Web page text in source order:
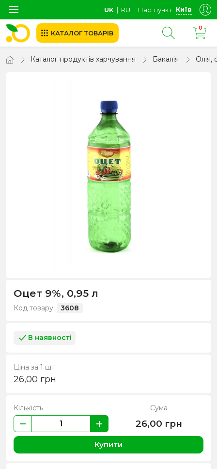
UK ∣ RU Нас. пункт Київ
КАТАЛОГ ТОВАРІВ
0
Каталог продуктів харчування Бакалія Олія,
Оцет 9%, 0,95 л
Код товару: 3608
В наявності
Ціна за 1 шт
26,00 грн
Кількість Сума
26,00 грн
Купити